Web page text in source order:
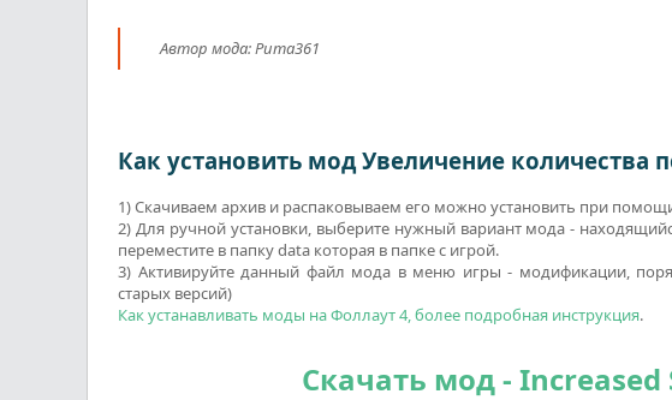
Автор мода: Puma361
Как установить мод Увеличение количества
1) Скачиваем архив и распаковываем его можно установить при
2) Для ручной установки, выберите нужный вариант мода -
переместите в папку data которая в папке с игрой.
3) Активируйте данный файл мода в меню игры - модификации,
старых версий)
Как устанавливать моды на Фоллаут 4, более подробная инструкция.
Скачать мод -